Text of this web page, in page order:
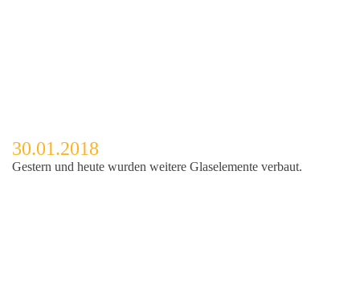
30.01.2018
Gestern und heute wurden weitere Glaselemente verbaut.